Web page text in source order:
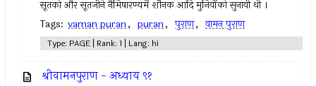
सूतको और सूतजीने नैमिषारण्यमें शौनक आदि मुनियोंको सुनायी थी ।
Tags: vaman puran, puran, पुराण, वामन पुराण
Type: PAGE | Rank: 1 | Lang: hi
श्रीवामनपुराण - अध्याय ९१